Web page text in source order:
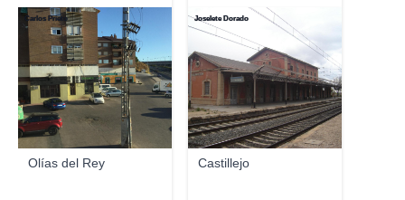
Olías del Rey
Carlos Prieto
Castillejo
Joselete Dorado